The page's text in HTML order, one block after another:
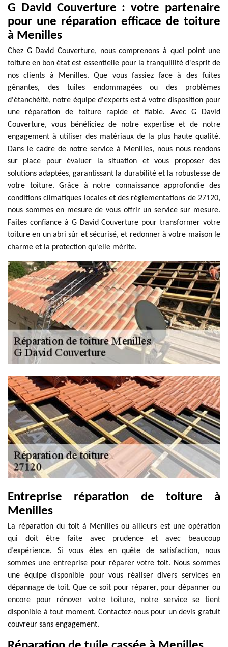
G David Couverture : votre partenaire
pour une réparation efficace de toiture
à Menilles
Chez G David Couverture, nous comprenons à quel point une
toiture en bon état est essentielle pour la tranquillité d'esprit de
nos clients à Menilles. Que vous fassiez face à des fuites
gênantes, des tuiles endommagées ou des problèmes
d'étanchéité, notre équipe d'experts est à votre disposition pour
une réparation de toiture rapide et fiable. Avec G David
Couverture, vous bénéficiez de notre expertise et de notre
engagement à utiliser des matériaux de la plus haute qualité.
Dans le cadre de notre service à Menilles, nous nous rendons
sur place pour évaluer la situation et vous proposer des
solutions adaptées, garantissant la durabilité et la robustesse de
votre toiture. Grâce à notre connaissance approfondie des
conditions climatiques locales et des réglementations de 27120,
nous sommes en mesure de vous offrir un service sur mesure.
Faites confiance à G David Couverture pour transformer votre
toiture en un abri sûr et sécurisé, et redonner à votre maison le
charme et la protection qu'elle mérite.
Entreprise réparation de toiture à
Menilles
La réparation du toit à Menilles ou ailleurs est une opération
qui doit être faite avec prudence et avec beaucoup
d’expérience. Si vous êtes en quête de satisfaction, nous
sommes une entreprise pour réparer votre toit. Nous sommes
une équipe disponible pour vous réaliser divers services en
dépannage de toit. Que ce soit pour réparer, pour dépanner ou
encore pour rénover votre toiture, notre service se tient
disponible à tout moment. Contactez-nous pour un devis gratuit
couvreur sans engagement.